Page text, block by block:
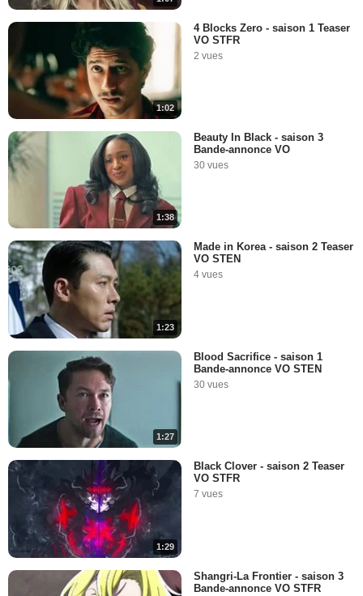
1:02
4 Blocks Zero - saison 1 Teaser
VO STFR
2 vues
1:38
Beauty In Black - saison 3
Bande-annonce VO
30 vues
1:23
Made in Korea - saison 2 Teaser
VO STEN
4 vues
1:27
Blood Sacrifice - saison 1
Bande-annonce VO STEN
30 vues
1:29
Black Clover - saison 2 Teaser
VO STFR
7 vues
Shangri-La Frontier - saison 3
Bande-annonce VO STFR